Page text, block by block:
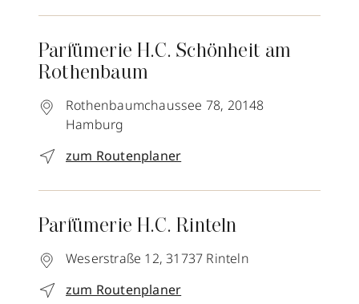
Parfümerie H.C. Schönheit am
Rothenbaum
Rothenbaumchaussee 78, 20148
Hamburg
zum Routenplaner
Parfümerie H.C. Rinteln
Weserstraße 12, 31737 Rinteln
zum Routenplaner